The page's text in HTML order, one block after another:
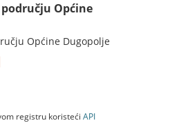
Općine
Općine Dugopolje
registru koristeći API